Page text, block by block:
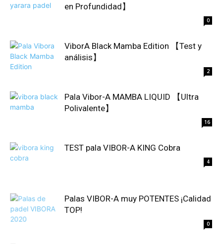
en Profundidad】
0
ViborA Black Mamba Edition 【Test y
análisis】
2
Pala Vibor-A MAMBA LIQUID 【Ultra
Polivalente】
16
TEST pala VIBOR-A KING Cobra
4
Palas VIBOR-A muy POTENTES ¡Calidad
TOP!
0